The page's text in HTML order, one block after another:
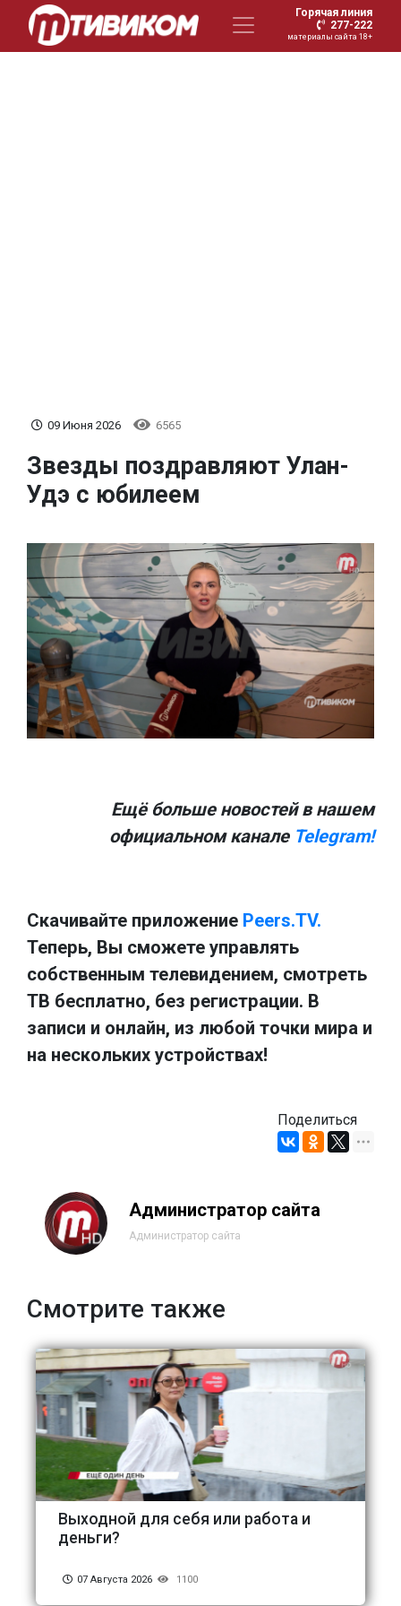
Горячая линия
277-222
материалы сайта 18+
09 Июня 2026 6565
Звезды поздравляют Улан-
Удэ с юбилеем
Ещё больше новостей в нашем
официальном канале Telegram!
Скачивайте приложение Peers.TV.
Теперь, Вы сможете управлять
собственным телевидением, смотреть
ТВ бесплатно, без регистрации. В
записи и онлайн, из любой точки мира и
на нескольких устройствах!
Поделиться
Администратор сайта
Администратор сайта
Смотрите также
Выходной для себя или работа и
деньги?
07 Августа 2026 1100